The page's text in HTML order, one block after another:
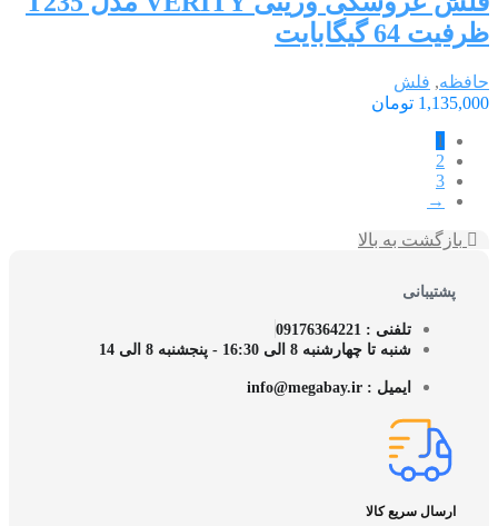
ظرفیت 64 گیگابایت
حافظه, فلش
1,135,000 تومان
1
2
3
→
بازگشت به بالا
پشتیبانی
تلفنی : 09176364221
شنبه تا چهارشنبه 8 الی 16:30 - پنجشنبه 8 الی 14
ایمیل : info@megabay.ir
ارسال سریع کالا